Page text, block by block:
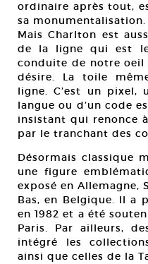
ordinaire après tout,
sa monumentalisation.
Mais Charlton est
de la ligne qui est
conduite de notre oeil
désire. La toile
ligne. C’est un pixel,
langue ou d’un code
insistant qui renonce
par le tranchant des
Désormais classique
une figure
exposé en Allemagne,
Bas, en Belgique. Il a
en 1982 et a été
Paris. Par ailleurs,
intégré les
ainsi que celles de la